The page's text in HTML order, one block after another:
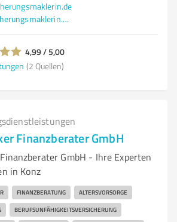
www.biewer-versicherungsmaklerin.de/
4,99 / 5,00
(2 Quellen)
Finanzberater GmbH
GmbH - Ihre Experten
in Konz
FINANZBERATUNG ALTERSVORSORGE
BERUFSUNFÄHIGKEITSVERSICHERUNG